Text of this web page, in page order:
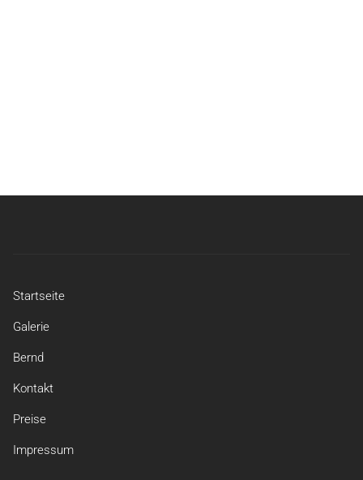
Startseite
Galerie
Bernd
Kontakt
Preise
Impressum